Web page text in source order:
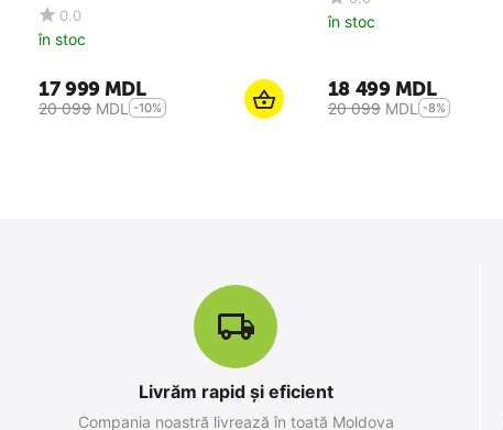
0.0
în stoc
17 999MDL
20 099 MDL -10%
în stoc
18 499MDL
20 099 MDL -8%
Apple iPhone 15, 6GB/128GB,
Livrăm rapid și eficient
Compania noastră livrează în toată Moldova